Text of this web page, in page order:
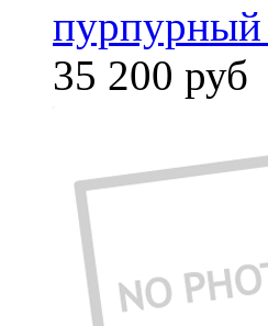
35 200 руб